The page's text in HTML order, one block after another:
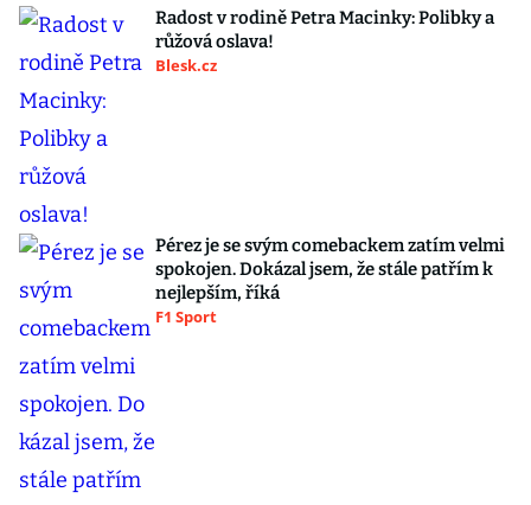
Radost v rodině Petra Macinky: Polibky a
růžová oslava!
Blesk.cz
Pérez je se svým comebackem zatím velmi
spokojen. Dokázal jsem, že stále patřím k
nejlepším, říká
F1 Sport